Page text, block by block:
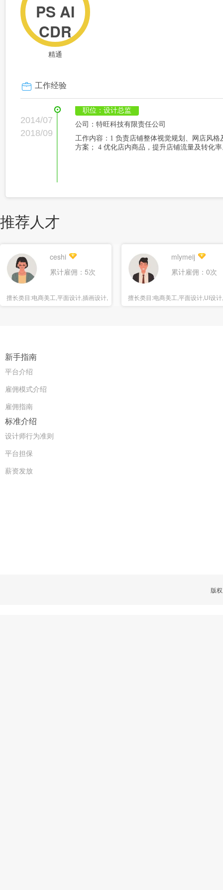
PS AI
CDR
精通
工作经验
2014/07
2018/09
职位：设计总监
公司：特旺科技有限责任公司
工作内容：1 负责店铺整体视觉规划、网店风
方案； 4 优化店内商品，提升店铺流量及转化
推荐人才
ceshi
累计雇佣：5次
擅长类目:电商美工,平面设计,插画设计,
海报设计
mlymeij
累计雇佣：0次
擅长类目:电商美工,平面设计,UI设
报设计
新手指南
平台介绍
雇佣模式介绍
雇佣指南
标准介绍
设计师行为准则
平台担保
薪资发放
版